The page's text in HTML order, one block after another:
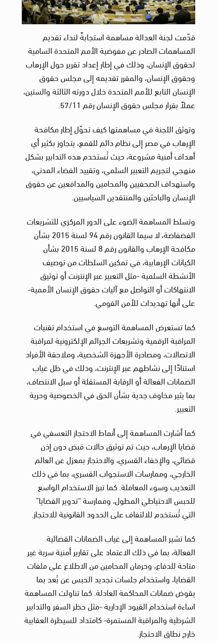
قدّمت لجنة العدالة مساهمة استجابةً لنداء تقديم
المساهمات الصادر عن مفوضية الأمم المتحدة السامية
لحقوق الإنسان، وذلك في إطار إعداد تقرير حول الإرهاب
وحقوق الإنسان، والمقرر تقديمه إلى مجلس حقوق
الإنسان التابع للأمم المتحدة خلال دورته الثالثة والستين،
عملاً بقرار مجلس حقوق الإنسان رقم 57/11.
وتوثق اللجنة في مساهمتها كيف تحوّل إطار مكافحة
الإرهاب في مصر إلى نظام دائم للقمع، يتجاوز بكثير أي
أهداف أمنية مشروعة، حيث تُستخدم هذه التدابير بشكل
منهجي لتجريم التعبير السلمي، وتقييد الفضاء المدني،
واستهداف الصحفيين والمحامين والمدافعين عن حقوق
الإنسان والباحثين والمنتقدين السياسيين.
وتسلط المساهمة الضوء على الدور المركزي للتشريعات
الفضفاضة، لا سيما القانون رقم 94 لسنة 2015 بشأن
مكافحة الإرهاب والقانون رقم 8 لسنة 2015 بشأن
الكيانات الإرهابية، في تمكين السلطات من توصيف
الأنشطة السلمية -مثل التعبير عبر الإنترنت أو توثيق
الانتهاكات أو التواصل مع آليات حقوق الإنسان الأممية-
على أنها تهديدات للأمن القومي.
كما تستعرض المساهمة التوسع في استخدام تقنيات
المراقبة الرقمية وتشريعات الجرائم الإلكترونية لمراقبة
الاتصالات، ومصادرة الأجهزة الشخصية، وملاحقة الأفراد
استنادًا إلى نشاطهم عبر الإنترنت، وذلك في ظل غياب
الضمانات الفعالة أو الرقابة المستقلة أو سبل الانتصاف،
بما يثير مخاوف جدية بشأن الحق في الخصوصية وحرية
التعبير.
كما أشارت المساهمة إلى أنماط الاحتجاز التعسفي في
قضايا الإرهاب، حيث تم توثيق حالات قبض دون إذن
قضائي، والإخفاء القسري، والاحتجاز بمعزل عن العالم
الخارجي، وممارسات الاستجواب القسري، بما في ذلك
التعذيب وسوء المعاملة. كما تبرز الاستخدام الواسع
للحبس الاحتياطي المطول، وممارسة “تدوير القضايا”
التي تُستخدم للالتفاف على الحدود القانونية للاحتجاز.
كما تشير المساهمة إلى غياب الضمانات القضائية
الفعالة، بما في ذلك الاعتماد على تقارير أمنية سرية غير
متاحة للدفاع، وحرمان المحامين من الاطلاع على ملفات
القضايا، واستخدام جلسات تجديد الحبس عن بُعد بما
يقوض ضمانات المحاكمة العادلة. كما تناولت المساهمة
اساءة استخدام القيود الإدارية -مثل حظر السفر والتدابير
الشرطية والمراقبة المستمرة- كامتداد للسيطرة العقابية
خارج نطاق الاحتجاز.